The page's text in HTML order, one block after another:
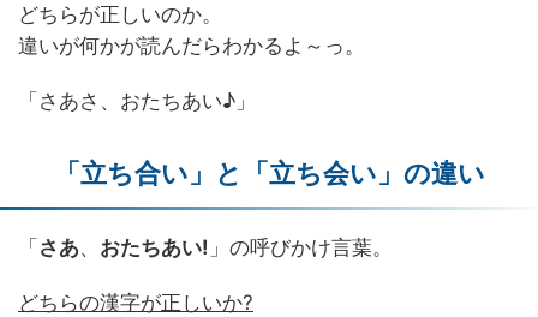
どちらが正しいのか。
違いが何かが読んだらわかるよ～っ。
「さあさ、おたちあい♪」
「立ち合い」と「立ち会い」の違い
「さあ、 おたちあい! 」の呼びかけ言葉。
どちらの漢字が正しいか?